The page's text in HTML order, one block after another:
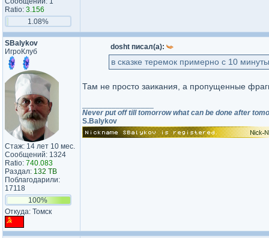
Ratio: 3.156
1.08%
SBalykov
ИгроКлуб
Стаж: 14 лет 10 мес.
Сообщений: 1324
Ratio: 740.083
Раздал: 132 TB
Поблагодарили:
17118
100%
Откуда: Томск
dosht писал(а):
в сказке теремок примерно с 10
Там не просто заикания, а пропущенные
Never put off till tomorrow what can be done after
S.Balykov